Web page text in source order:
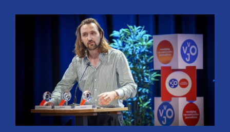
afgelopen twee jaar te maken met
juridische dreiging of een juridische
procedure rond het eigen werk. Dat kost
journalisten tijd, ook ervaren zij stress en
soms worden publicaties aangepast of
gaat de hele publicatie zelfs niet door.